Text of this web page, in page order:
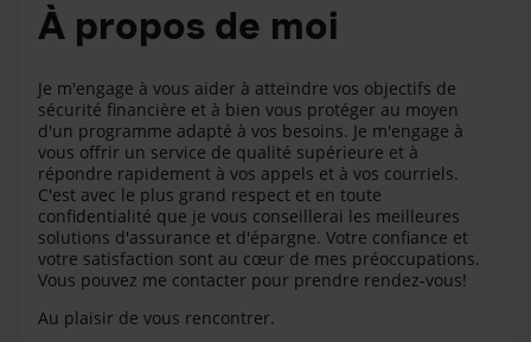
À propos de moi
Je m'engage à vous aider à atteindre vos objectifs de
sécurité financière et à bien vous protéger au moyen
d'un programme adapté à vos besoins. Je m'engage à
vous offrir un service de qualité supérieure et à
répondre rapidement à vos appels et à vos courriels.
C'est avec le plus grand respect et en toute
confidentialité que je vous conseillerai les meilleures
solutions d'assurance et d'épargne. Votre confiance et
votre satisfaction sont au cœur de mes préoccupations.
Vous pouvez me contacter pour prendre rendez-vous!
Au plaisir de vous rencontrer.